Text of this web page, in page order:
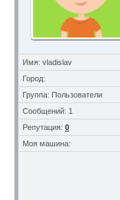
Имя: vladislav
Город:
Группа: Пользователи
Сообщений: 1
Репутация: 0
Моя машина: